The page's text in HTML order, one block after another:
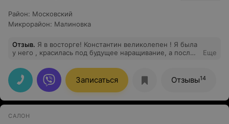
Район: Московский
Микрорайон: Малиновка
Отзыв. Я в восторге! Константин великолепен ! Я была
у него , красилась под будущее наращивание, а после
Спасибо огромное )))
Еще
Записаться Отзывы14
САЛОН